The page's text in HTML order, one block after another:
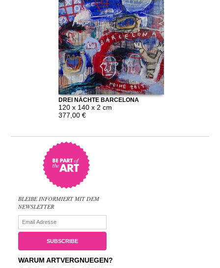
DREI NÄCHTE BARCELONA
120 x 140 x 2 cm
377,00 €
BLEIBE INFORMIERT MIT DEM
NEWSLETTER
WARUM ARTVERGNUEGEN?